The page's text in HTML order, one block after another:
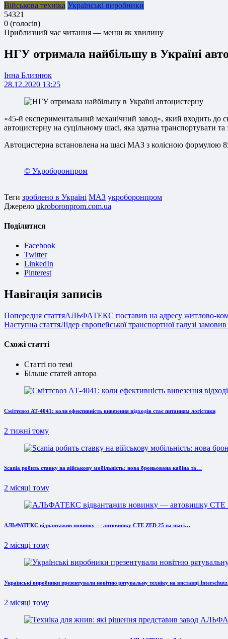
Військова техніка Українські виробники
54321
0 (голосів)
Приблизний час читання — менш як хвилину
НГУ отримала найбільшу в Україні
Інна Близнюк
28.12.2020 13:25
«45-й експериментальний механічний завод», який входить до
автоцистерну на суцільному шасі, яка здатна транспортувати та
Автоцистерна встановлена на шасі МАЗ з колісною формулою
© Укроборонпром
Теги зроблено в Україні МАЗ укроборонпром
Джерело ukroboronprom.com.ua
Поділитися
Facebook
Twitter
LinkedIn
Pinterest
Навігація записів
Попередня статтяАЛЬФАТЕКС поставив на адресу житлово-
Наступна статтяЛідер європейської транспортної галузі
Схожі статті
Статті по темі
Більше статей автора
Сміттєвоз АТ-4041: коли ефективність вивезення відходів стає питанням логістики
2 тижні тому
Scania робить ставку на військову мобільність: нова броньована кабіна та…
2 місяці тому
АЛЬФАТЕКС відвантажив новинку — автовишку CTE ZED 25 на шасі…
2 місяці тому
Українські виробники презентували новітню рятувальну техніку на виставці
2 місяці тому